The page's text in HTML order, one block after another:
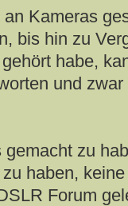
Kameras
bis hin zu
habe,
und
zu
haben,
Forum